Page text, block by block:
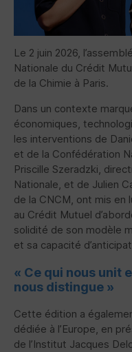
Le 2 juin 2026,
Nationale du Crédit
de la Chimie à Paris.
Dans un contexte
économiques,
les interventions de
et de la Confédération
Priscille Szeradzki,
Nationale, et de Julien
de la CNCM, ont mis en
au Crédit Mutuel
solidité de son modèle
et sa capacité
« Ce qui nous unit
nous distingue »
Cette édition a
dédiée à l’Europe, en
de l’Institut Jacques